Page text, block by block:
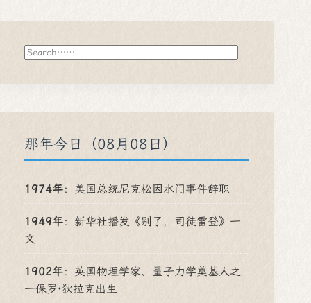
搜
索
那年今日（08月08日）
1974年： 美国总统尼克松因水门事件辞职
1949年： 新华社播发《别了，司徒雷登》一
文
1902年： 英国物理学家、量子力学奠基人之
一保罗·狄拉克出生